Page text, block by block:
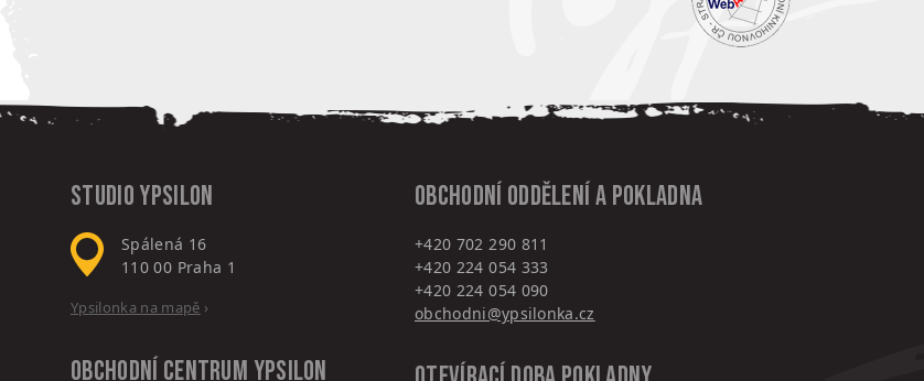
Studio Ypsilon
Spálená 16
110 00 Praha 1
Ypsilonka na mapě ›
Obchodní centrum Ypsilon
Obchodní oddělení a pokladna
+420 702 290 811
+420 224 054 333
+420 224 054 090
obchodni@ypsilonka.cz